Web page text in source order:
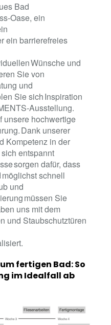
Bad
Oase, ein
ein barrierefreies
Wünsche und
Sie von
und
Sie sich Inspiration
Ausstellung.
unsere hochwertige
Dank unserer
Kompetenz in der
entspannt
sorgen dafür, dass
schnell
und
müssen Sie
uns mit dem
und Staubschutztüren
fertigen Bad: So
im Idealfall ab